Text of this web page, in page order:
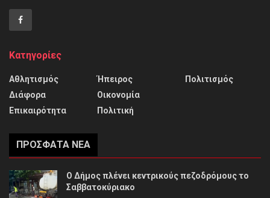
Κατηγορίες
Αθλητισμός
Διάφορα
Επικαιρότητα
Ήπειρος
Οικονομία
Πολιτική
Πολιτισμός
ΠΡΌΣΦΑΤΑ ΝΈΑ
Ο Δήμος πλένει κεντρικούς πεζοδρόμους το
Σαββατοκύριακο